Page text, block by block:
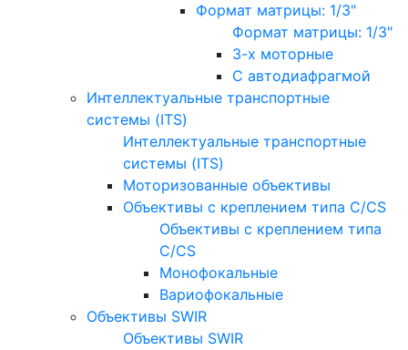
Формат матрицы: 1/3"
Формат матрицы: 1/3"
3-х моторные
С автодиафрагмой
Интеллектуальные транспортные
системы (ITS)
Интеллектуальные транспортные
системы (ITS)
Моторизованные объективы
Объективы с креплением типа C/CS
Объективы с креплением типа
C/CS
Монофокальные
Вариофокальные
Объективы SWIR
Объективы SWIR